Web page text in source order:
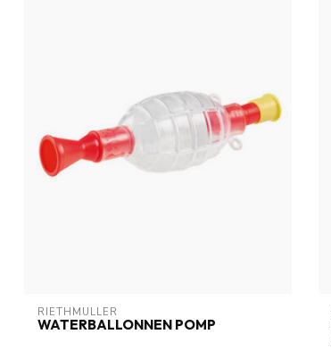
RIETHMÜLLER
WATERBALLONNEN POMP